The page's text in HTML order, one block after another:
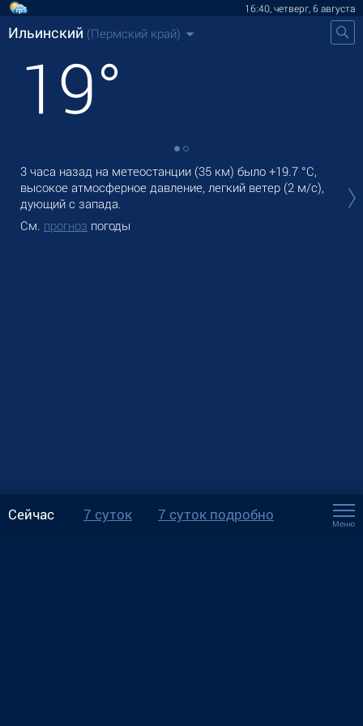
16:40, четверг, 6 августа
Ильинский (Пермский край)
19°
3 часа назад на метеостанции (35 км) было +19.7 °C,
высокое атмосферное давление, легкий ветер (2 м/с),
дующий с запада.
См. прогноз погоды
Сейчас 7 суток 7 суток подробно
Меню